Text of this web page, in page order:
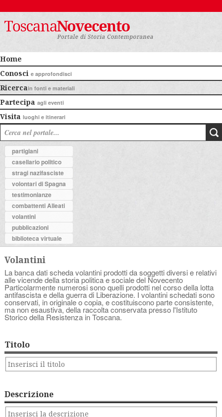
Home
Conosci e approfondisci
Ricercain fonti e materiali
Partecipa agli eventi
Visita luoghi e itinerari
partigiani
casellario politico
stragi nazifasciste
volontari di Spagna
testimonianze
combattenti Alleati
volantini
pubblicazioni
biblioteca virtuale
Volantini
La banca dati scheda volantini prodotti da soggetti diversi e relativi
alle vicende della storia politica e sociale del Novecento
Particolarmente numerosi sono quelli prodotti nel corso della lotta
antifascista e della guerra di Liberazione. I volantini schedati sono
conservati, in originale o copia, e costituiscono parte consistente,
ma non esaustiva, della raccolta conservata presso l'Istituto
Storico della Resistenza in Toscana.
Titolo
Descrizione